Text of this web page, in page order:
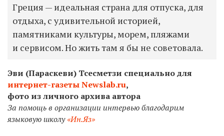
Греция — идеальная страна для отпуска, для
отдыха, с удивительной историей,
памятниками культуры, морем, пляжами
и сервисом. Но жить там я бы не советовала.
Эви (Параскеви) Тсесметзи специально для
интернет-газеты Newslab.ru,
фото из личного архива автора
За помощь в организации интервью благодарим
языковую школу«Ин.Яз»